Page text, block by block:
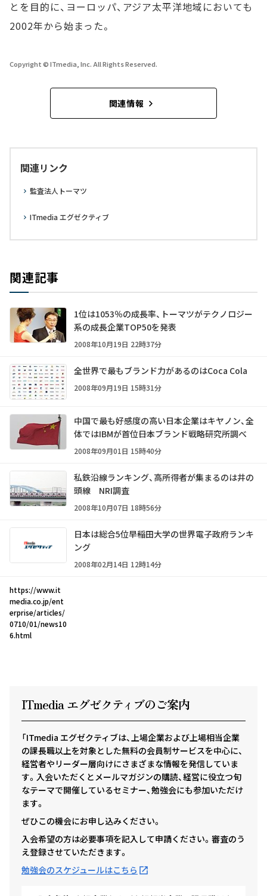
とを目的に、ヨーロッパ、アジア太平洋地域においても
2002年から始まった。
Copyright © ITmedia, Inc. All Rights Reserved.
関連情報
関連リンク
監査法人トーマツ
ITmedia エグゼクティブ
関連記事
1位は1053％の成長率、トーマツがテクノロジー
系の成長企業TOP50を発表
2008年10月19日 22時37分
全世界で最もブランド力があるのはCoca Cola
2008年09月19日 15時31分
中国で最も好感度の高い日本企業はキヤノン、全
体ではIBMが首位――日本ブランド戦略研究所調べ
2008年09月01日 15時40分
私鉄沿線ランキング、高所得者が集まるのは井の
頭線 NRI調査
2008年10月07日 18時56分
日本は総合5位――早稲田大学の世界電子政府ランキ
ング
2008年02月14日 12時14分
https://www.it
media.co.jp/ent
erprise/articles/
0710/01/news10
6.html
ITmedia エグゼクティ ブのご案内
「ITmedia エグゼクティブは、上場企業および上場相当企業
の課長職以上を対象とした無料の会員制サービスを中心に、
経営者やリーダー層向けにさまざまな情報を発信していま
す。入会いただくとメールマガジンの購読、経営に役立つ旬
なテーマで開催しているセミナー、勉強会にも参加いただけ
ます。
ぜひこの機会にお申し込みください。
入会希望の方は必要事項を記入して申請ください。審査のう
え登録させていただきます。
勉強会のスケジュールはこちら